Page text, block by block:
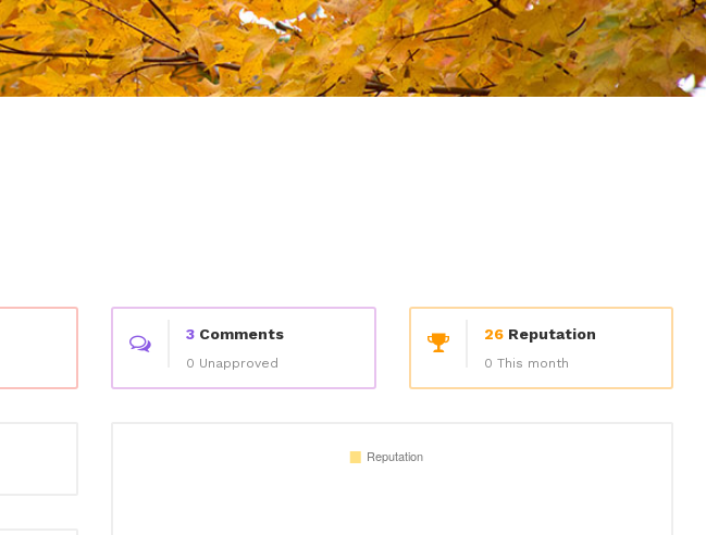
3 Comments
0 Unapproved
26Reputation
0 This month